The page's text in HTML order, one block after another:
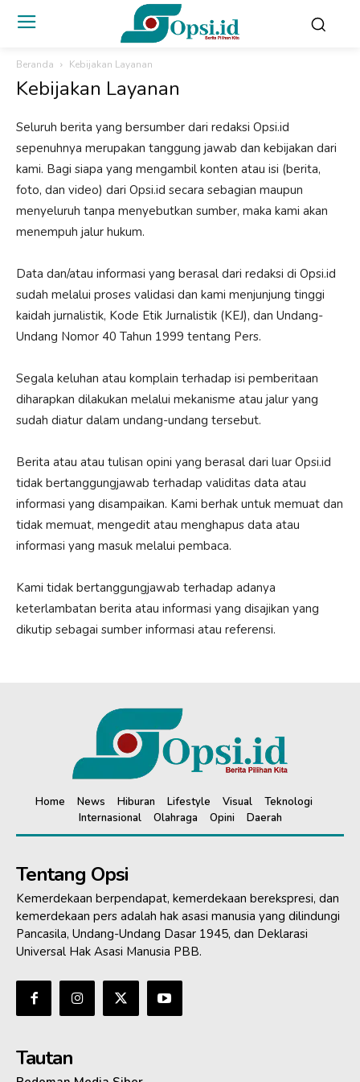
Beranda Kebijakan Layanan
Kebijakan Layanan
Seluruh berita yang bersumber dari redaksi Opsi.id
sepenuhnya merupakan tanggung jawab dan kebijakan dari
kami. Bagi siapa yang mengambil konten atau isi (berita,
foto, dan video) dari Opsi.id secara sebagian maupun
menyeluruh tanpa menyebutkan sumber, maka kami akan
menempuh jalur hukum.
Data dan/atau informasi yang berasal dari redaksi di Opsi.id
sudah melalui proses validasi dan kami menjunjung tinggi
kaidah jurnalistik, Kode Etik Jurnalistik (KEJ), dan Undang-
Undang Nomor 40 Tahun 1999 tentang Pers.
Segala keluhan atau komplain terhadap isi pemberitaan
diharapkan dilakukan melalui mekanisme atau jalur yang
sudah diatur dalam undang-undang tersebut.
Berita atau atau tulisan opini yang berasal dari luar Opsi.id
tidak bertanggungjawab terhadap validitas data atau
informasi yang disampaikan. Kami berhak untuk memuat dan
tidak memuat, mengedit atau menghapus data atau
informasi yang masuk melalui pembaca.
Kami tidak bertanggungjawab terhadap adanya
keterlambatan berita atau informasi yang disajikan yang
dikutip sebagai sumber informasi atau referensi.
Home News Hiburan Lifestyle Visual
Teknologi
Internasional
Olahraga Opini Daerah
Tentang Opsi
Kemerdekaan berpendapat, kemerdekaan berekspresi, dan
kemerdekaan pers adalah hak asasi manusia yang dilindungi
Pancasila, Undang-Undang Dasar 1945, dan Deklarasi
Universal Hak Asasi Manusia PBB.
Tautan